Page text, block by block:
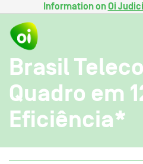
Information onOi
Brasil
Quadro em
Eficiência*